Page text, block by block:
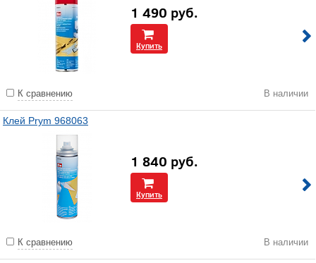
1 490 руб.
Купить
К сравнению В наличии
Клей Prym 968063
1 840 руб.
Купить
К сравнению В наличии